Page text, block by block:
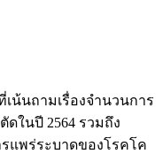
น้นถามเรื่องจำนวนการ
ในปี 2564 รวมถึง
แพร่ระบาดของโรคโค